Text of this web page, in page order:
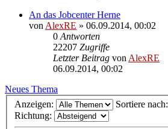
An das Jobcenter Herne
von AlexRE » 06.09.2014, 00:02
0 Antworten
22207 Zugriffe
Letzter Beitrag von AlexRE
06.09.2014, 00:02
Neues Thema
Anzeigen:
Sortiere nach:
Richtung: